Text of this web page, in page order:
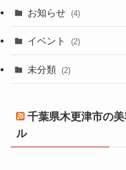
お知らせ (4)
イベント (2)
未分類 (2)
千葉県木更津市の
ル